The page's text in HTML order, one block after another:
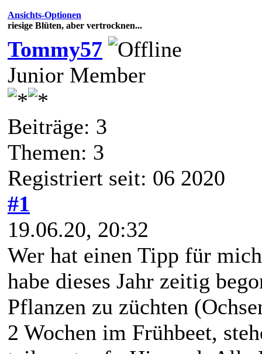
Ansichts-Optionen
riesige Blüten, aber vertrocknen...
Tommy57
Junior Member
Beiträge: 3
Themen: 3
Registriert seit: 06 2020
#1
19.06.20, 20:32
Wer hat einen Tipp für
habe dieses Jahr zeitig
Pflanzen zu züchten
2 Wochen im Frühbeet,